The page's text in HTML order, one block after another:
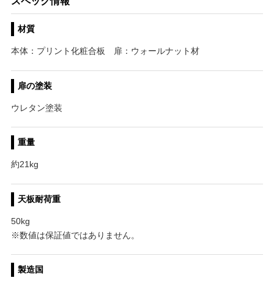
材質
本体：プリント化粧合板 扉：ウォールナット材
扉の塗装
ウレタン塗装
重量
約21kg
天板耐荷重
50kg
※数値は保証値ではありません。
製造国